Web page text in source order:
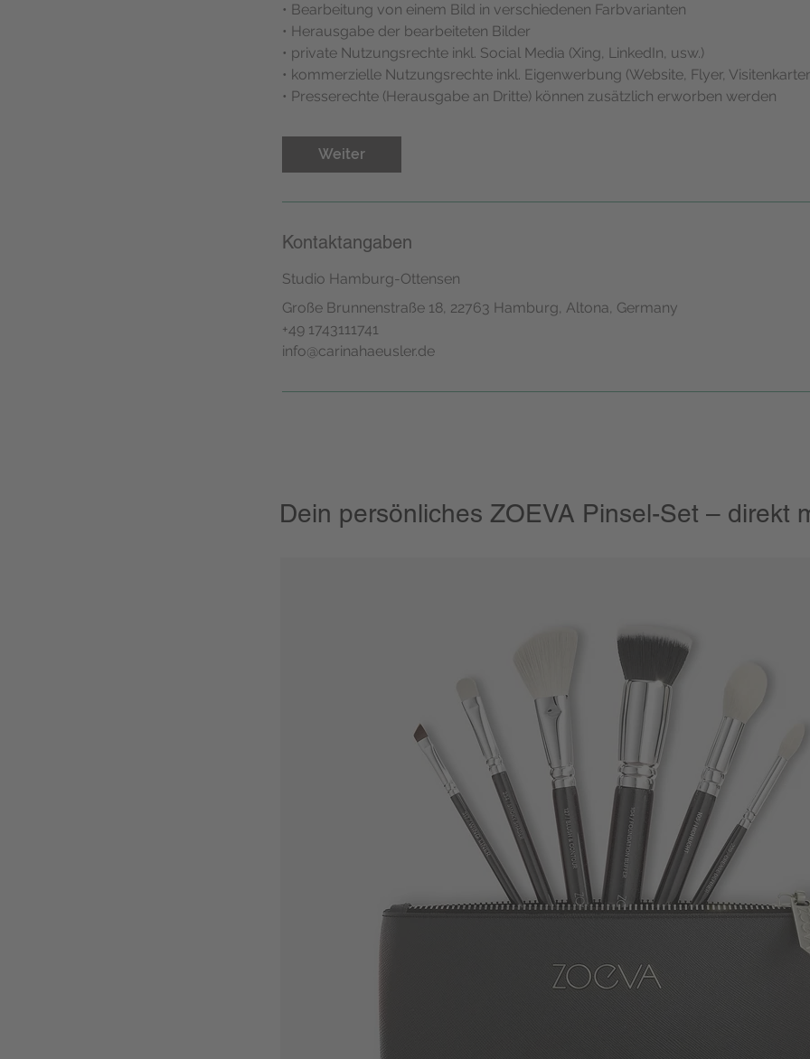
• Bearbeitung von einem Bild in verschiedenen Farbvarianten
• Herausgabe der bearbeiteten Bilder
• private Nutzungsrechte inkl. Social Media (Xing, LinkedIn, usw.)
• kommerzielle Nutzungsrechte inkl. Eigenwerbung (Website, Flyer,
• Presserechte (Herausgabe an Dritte) können zusätzlich erworben werden
Weiter
Kontaktangaben
Studio Hamburg-Ottensen
Große Brunnenstraße 18, 22763 Hamburg, Altona, Germany
+49 1743111741
info@carinahaeusler.de
Dein persönliches ZOEVA Pinsel-Set – direkt